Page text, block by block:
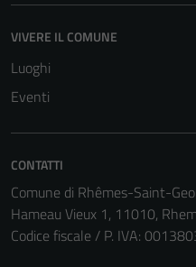
VIVERE IL COMUNE
Luoghi
Eventi
CONTATTI
Comune di Rhêmes-Saint-
Hameau Vieux 1, 11010,
Codice fiscale / P. IVA: